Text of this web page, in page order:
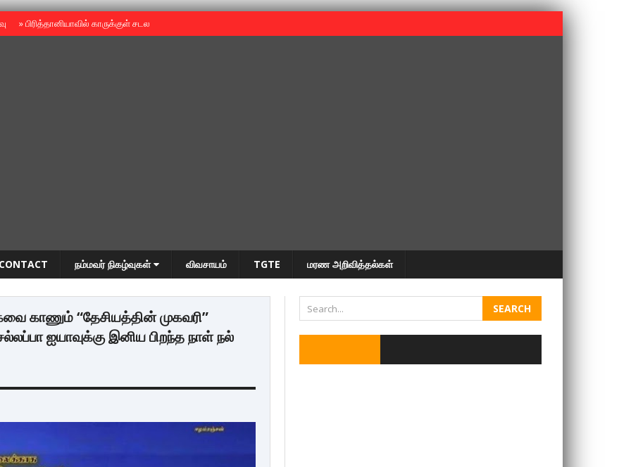
»பிரித்தானியாவில் காருக்குள் சடலம் -தமிழருடையதா ?
CONTACT நம்மவர் நிகழ்வுகள் விவசாயம் TGTE மரண அறிவித்தல்கள்
காணும் “தேசியத்தின் முகவரி”
ஐயாவுக்கு இனிய பிறந்த நாள் நல்